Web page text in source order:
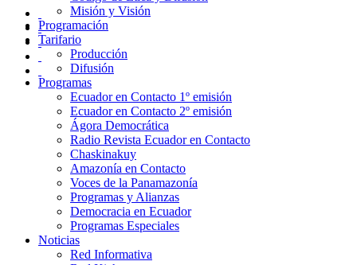
Misión y Visión
Programación
Tarifario
Producción
Difusión
Programas
Ecuador en Contacto 1º emisión
Ecuador en Contacto 2º emisión
Ágora Democrática
Radio Revista Ecuador en Contacto
Chaskinakuy
Amazonía en Contacto
Voces de la Panamazonía
Programas y Alianzas
Democracia en Ecuador
Programas Especiales
Noticias
Red Informativa